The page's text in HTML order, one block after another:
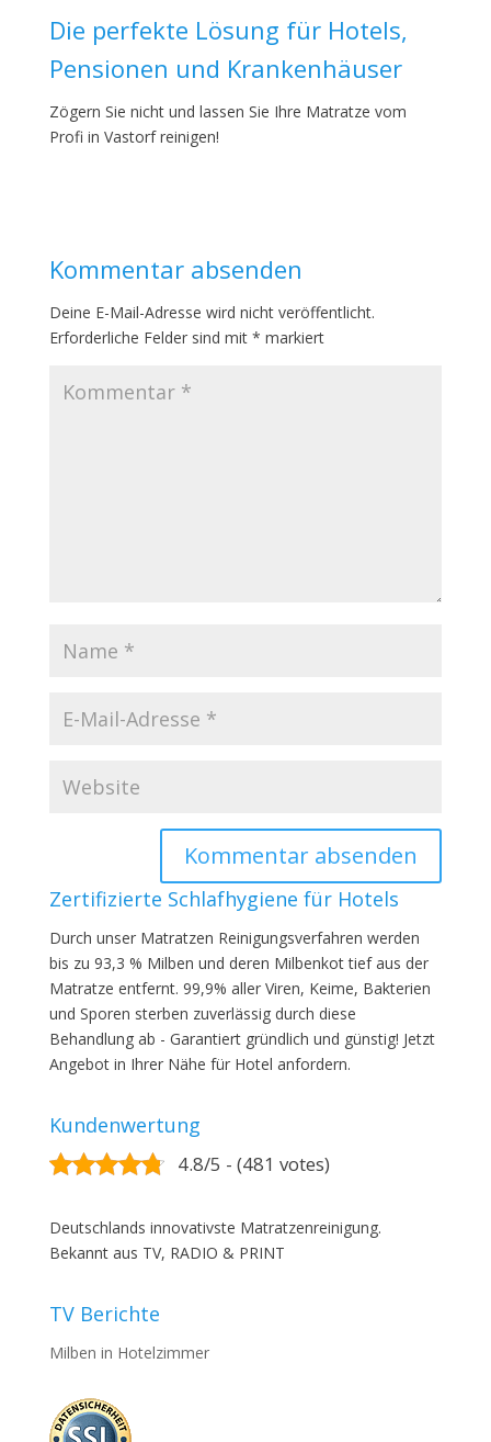
Die perfekte Lösung für Hotels,
Pensionen und Krankenhäuser
Zögern Sie nicht und lassen Sie Ihre Matratze vom
Profi in Vastorf reinigen!
Kommentar absenden
Deine E-Mail-Adresse wird nicht veröffentlicht.
Erforderliche Felder sind mit * markiert
Zertifizierte Schlafhygiene für Hotels
Durch unser Matratzen Reinigungsverfahren werden
bis zu 93,3 % Milben und deren Milbenkot tief aus der
Matratze entfernt. 99,9% aller Viren, Keime, Bakterien
und Sporen sterben zuverlässig durch diese
Behandlung ab - Garantiert gründlich und günstig! Jetzt
Angebot in Ihrer Nähe für Hotel anfordern.
Kundenwertung
4.8/5 - (481 votes)
Deutschlands innovativste Matratzenreinigung.
Bekannt aus TV, RADIO & PRINT
TV Berichte
Milben in Hotelzimmer